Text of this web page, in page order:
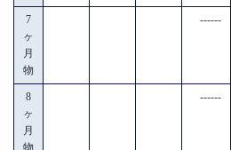
7
ヶ
月
物
------
8
ヶ
月
物
------